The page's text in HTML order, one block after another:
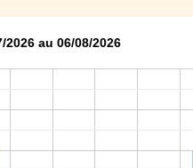
2026 au 06/08/2026